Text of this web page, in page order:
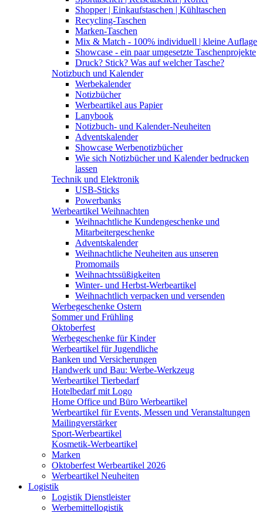
Shopper | Einkaufstaschen | Kühltaschen
Recycling-Taschen
Marken-Taschen
Mix & Match - 100% individuell | kleine Auflage
Showcase - ein paar umgesetzte Taschenprojekte
Druck? Stick? Was auf welcher Tasche?
Notizbuch und Kalender
Werbekalender
Notizbücher
Werbeartikel aus Papier
Lanybook
Notizbuch- und Kalender-Neuheiten
Adventskalender
Showcase Werbenotizbücher
Wie sich Notizbücher und Kalender bedrucken
lassen
Technik und Elektronik
USB-Sticks
Powerbanks
Werbeartikel Weihnachten
Weihnachtliche Kundengeschenke und
Mitarbeitergeschenke
Adventskalender
Weihnachtliche Neuheiten aus unseren
Promomails
Weihnachtssüßigkeiten
Winter- und Herbst-Werbeartikel
Weihnachtlich verpacken und versenden
Werbegeschenke Ostern
Sommer und Frühling
Oktoberfest
Werbegeschenke für Kinder
Werbeartikel für Jugendliche
Banken und Versicherungen
Handwerk und Bau: Werbe-Werkzeug
Werbeartikel Tierbedarf
Hotelbedarf mit Logo
Home Office und Büro Werbeartikel
Werbeartikel für Events, Messen und Veranstaltungen
Mailingverstärker
Sport-Werbeartikel
Kosmetik-Werbeartikel
Marken
Oktoberfest Werbeartikel 2026
Werbeartikel Neuheiten
Logistik
Logistik Dienstleister
Werbemittellogistik